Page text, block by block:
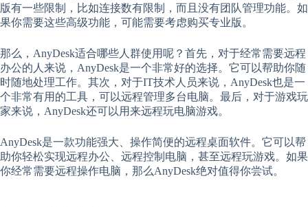
版有一些限制，比如连接数有限制，而且没有团队管理功能。如
果你需要这些高级功能，可能需要考虑购买专业版。
那么，AnyDesk适合哪些人群使用呢？首先，对于经常需要远程
办公的人来说，AnyDesk是一个非常好的选择。它可以帮助你随
时随地处理工作。其次，对于IT技术人员来说，AnyDesk也是一
个非常有用的工具，可以远程管理多台电脑。最后，对于游戏玩
家来说，AnyDesk还可以用来远程玩电脑游戏。
AnyDesk是一款功能强大、操作简便的远程桌面软件。它可以帮
助你轻松实现远程办公、远程控制电脑，甚至远程玩游戏。如果
你经常需要远程操作电脑，那么AnyDesk绝对值得你尝试。